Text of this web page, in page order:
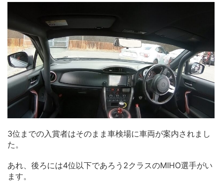
3位までの入賞者はそのまま車検場に車両が案内されまし
た。
あれ、後ろには4位以下であろう2クラスのMIHO選手がい
ます。